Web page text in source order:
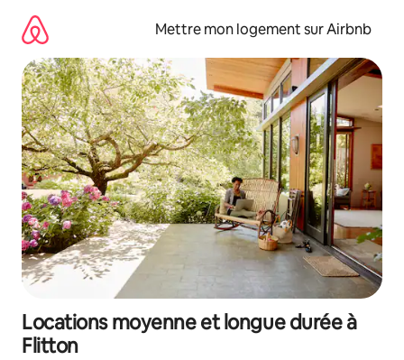
directement
contenu
Mettre mon logement sur Airbnb
Locations moyenne et longue durée à
Flitton